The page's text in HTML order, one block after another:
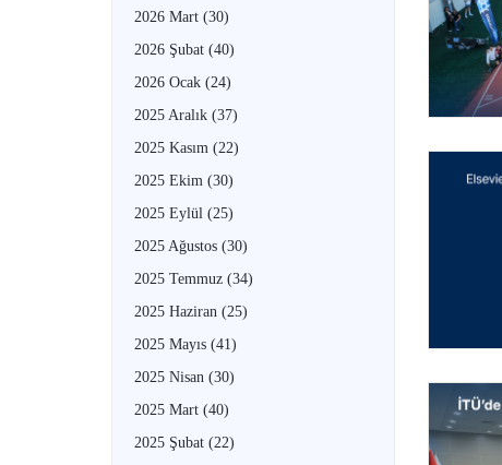
2026 Mart (30)
2026 Şubat (40)
2026 Ocak (24)
2025 Aralık (37)
2025 Kasım (22)
2025 Ekim (30)
2025 Eylül (25)
2025 Ağustos (30)
2025 Temmuz (34)
2025 Haziran (25)
2025 Mayıs (41)
2025 Nisan (30)
2025 Mart (40)
2025 Şubat (22)